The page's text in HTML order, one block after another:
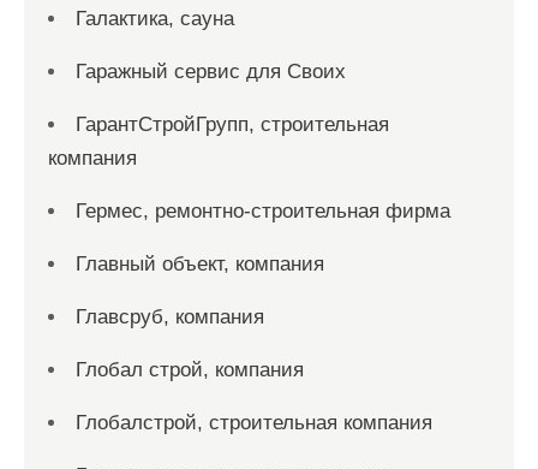
Галактика, сауна
Гаражный сервис для Своих
ГарантСтройГрупп, строительная
компания
Гермес, ремонтно-строительная фирма
Главный объект, компания
Главсруб, компания
Глобал строй, компания
Глобалстрой, строительная компания